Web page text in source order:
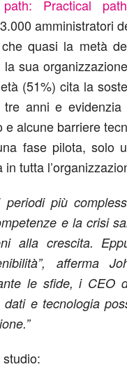
Practical
amministratori
quasi la metà
sua
(51%) cita la
anni e
alcune barriere
fase pilota, solo
tutta
più
e la crisi
alla crescita.
afferma
le sfide, i CEO
e tecnologia